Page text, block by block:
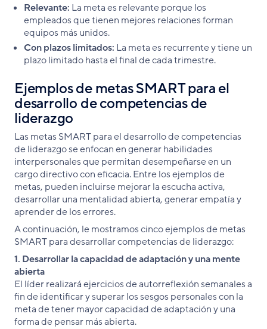
Relevante: La meta es relevante porque los
empleados que tienen mejores relaciones forman
equipos más unidos.
Con plazos limitados: La meta es recurrente y tiene un
plazo limitado hasta el final de cada trimestre.
Ejemplos de metas SMART para el
desarrollo de competencias de
liderazgo
Las metas SMART para el desarrollo de competencias
de liderazgo se enfocan en generar habilidades
interpersonales que permitan desempeñarse en un
cargo directivo con eficacia. Entre los ejemplos de
metas, pueden incluirse mejorar la escucha activa,
desarrollar una mentalidad abierta, generar empatía y
aprender de los errores.
A continuación, le mostramos cinco ejemplos de metas
SMART para desarrollar competencias de liderazgo:
1. Desarrollar la capacidad de adaptación y una mente
abierta
El líder realizará ejercicios de autorreflexión semanales a
fin de identificar y superar los sesgos personales con la
meta de tener mayor capacidad de adaptación y una
forma de pensar más abierta.